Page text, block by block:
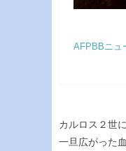
AFPBBニュ
カルロス２世
一旦広がった